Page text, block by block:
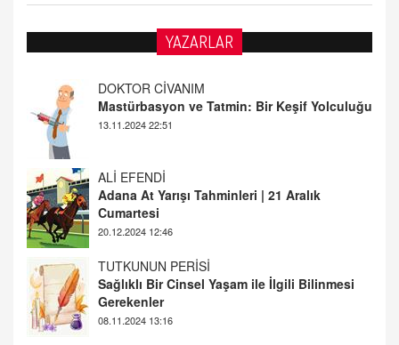
YAZARLAR
ALİ EFENDİ
Adana At Yarışı Tahminleri | 21 Aralık
Cumartesi
TUTKUNUN PERİSİ
Sağlıklı Bir Cinsel Yaşam ile İlgili Bilinmesi
Gerekenler
08.11.2024 13:16
FARUK ÖNALAN
Tezkere Onaylanmasaydı…
2 Kasım 2021 Salı 00:11